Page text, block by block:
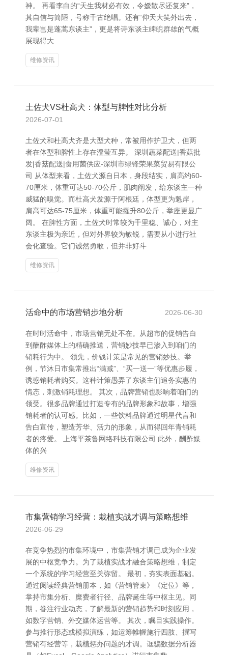
神。 再看李白的“天生我材必有效，令嫒散尽还复来”，
其自信与简陋，号称千古绝唱。还有“仰天大笑外出去，
我辈岂是蓬蒿东谈主”，更是将诗东谈主睥睨群雄的气概
展现得大
维修资讯
土佐犬VS杜高犬：体型与脾性对比分析
2026-07-01
土佐犬和杜高犬齐是大型犬种，常被用作护卫犬，但两
者在体型和脾性上存在澄莹互异。 深圳蔬菜配送|香菇批
发|香菇配送|食用菌供应-深圳市绿锋荣果菜贸易有限公
司 从体型来看，土佐犬源自日本，身段结实，肩高约60-
70厘米，体重可达50-70公斤，肌肉阐发，给东谈主一种
威猛的嗅觉。而杜高犬发源于阿根廷，体型更为魁岸，
肩高可达65-75厘米，体重可能擢升80公斤，举座更显广
阔。 在脾性方面，土佐犬时常较为千里稳、诚心，对主
东谈主极为亲近，但对外界较为敏锐，需要从小进行社
会化查验。它们诚然勇敢，但并非好斗
维修资讯
活命中的市场营销步地分析 2026-06-30
在时时活命中，市场营销无处不在。从超市的促销告白
到酬酢媒体上的精确推送，营销妙技早已渗入到咱们的
销耗行为中。 领先，价钱计策是常见的营销妙技。举
例，节沐日市集常推出“满减”、“买一送一”等优惠步履，
诱惑销耗者购买。这种计策愚弄了东谈主们追务实惠的
情态，刺激销耗理想。 其次，品牌营销也影响着咱们的
领受。很多品牌通过打造专有的品牌形象和故事，增强
销耗者的认可感。比如，一些饮料品牌通过明星代言和
告白宣传，塑造芳华、活力的形象，从而得回年青销耗
者的疼爱。 上海平茶鲁网络科技有限公司 此外，酬酢媒
体的兴
维修资讯
市集营销学习经营：栽植实战才调与策略想维
2026-06-29
在竞争热烈的市集环境中，市集营销才调已成为企业发
展的中枢竞争力。为了栽植实战才融合策略想维，制定
一个系统的学习经营至关弥留。 最初，夯实表面基础。
通过阅读经典营销册本，如《营销管束》《定位》等，
掌持市集分析、糜费者行径、品牌诞生等中枢主见。同
期，眷注行业动态，了解最新的营销趋势和时刻应用，
如数字营销、外交媒体运营等。 其次，瞩目实践操作。
参与推行形态或模拟演练，如运筹帷幄施行四肢、撰写
营销有经营等，栽植惩办问题的才调。诓骗数据分析器